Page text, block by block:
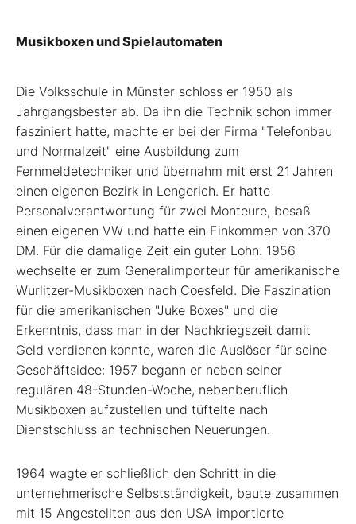
Musikboxen und Spielautomaten
Die Volksschule in Münster schloss er 1950 als
Jahrgangsbester ab. Da ihn die Technik schon immer
fasziniert hatte, machte er bei der Firma "Telefonbau
und Normalzeit" eine Ausbildung zum
Fernmeldetechniker und übernahm mit erst 21 Jahren
einen eigenen Bezirk in Lengerich. Er hatte
Personalverantwortung für zwei Monteure, besaß
einen eigenen VW und hatte ein Einkommen von 370
DM. Für die damalige Zeit ein guter Lohn. 1956
wechselte er zum Generalimporteur für amerikanische
Wurlitzer-Musikboxen nach Coesfeld. Die Faszination
für die amerikanischen "Juke Boxes" und die
Erkenntnis, dass man in der Nachkriegszeit damit
Geld verdienen konnte, waren die Auslöser für seine
Geschäftsidee: 1957 begann er neben seiner
regulären 48-Stunden-Woche, nebenberuflich
Musikboxen aufzustellen und tüftelte nach
Dienstschluss an technischen Neuerungen.
1964 wagte er schließlich den Schritt in die
unternehmerische Selbstständigkeit, baute zusammen
mit 15 Angestellten aus den USA importierte